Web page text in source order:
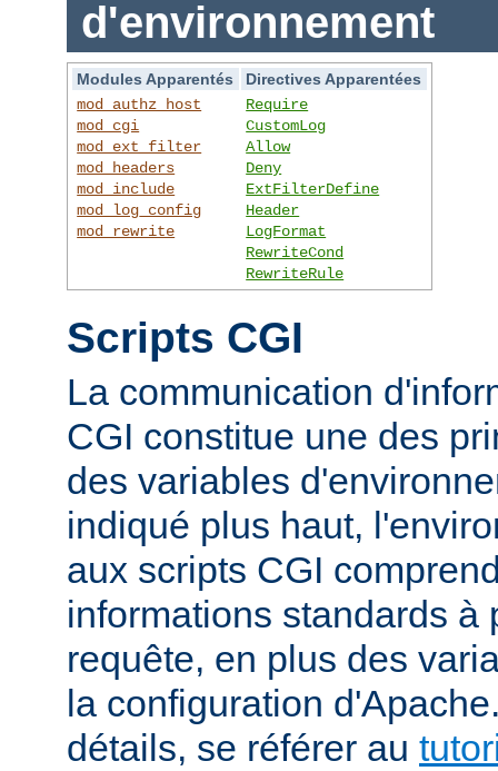
d'environnement
Modules Apparentés
Directives Apparentées
mod_authz_host
mod_cgi
mod_ext_filter
mod_headers
mod_include
mod_log_config
mod_rewrite
Require
CustomLog
Allow
Deny
ExtFilterDefine
Header
LogFormat
RewriteCond
RewriteRule
Scripts CGI
La communication
CGI constitue une des
des variables
indiqué plus haut,
aux scripts CGI
informations standards à
requête, en plus des
la configuration
détails, se référer au